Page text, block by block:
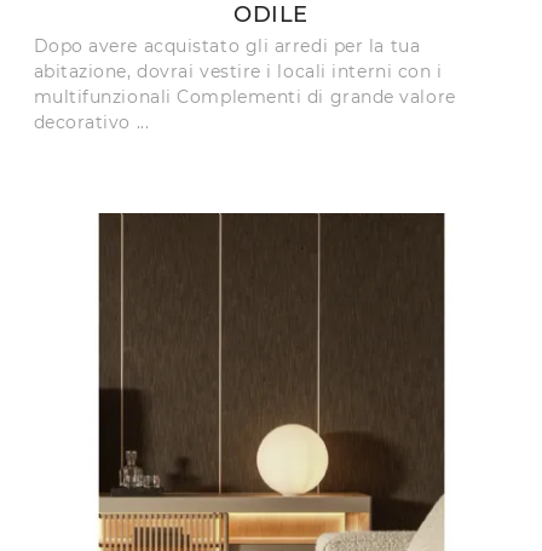
ODILE
Dopo avere acquistato gli arredi per la tua
abitazione, dovrai vestire i locali interni con i
multifunzionali Complementi di grande valore
decorativo ...